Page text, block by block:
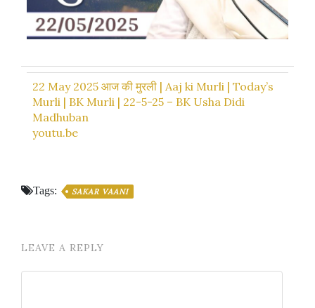
22 May 2025 आज की मुरली | Aaj ki Murli | Today’s
Murli | BK Murli | 22-5-25 – BK Usha Didi
Madhuban
youtu.be
Tags: SAKAR VAANI
LEAVE A REPLY